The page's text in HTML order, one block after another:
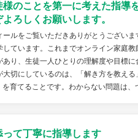
のことを第一に考えた指導
ろしくお願いします。
ルをご覧いただきありがとうござい
しています。これまでオンライン家庭教
あり、生徒一人ひとりの理解度や目標に
切にしているのは、「解き方を教える
育てることです。わからない問題は、
て丁寧に指導します